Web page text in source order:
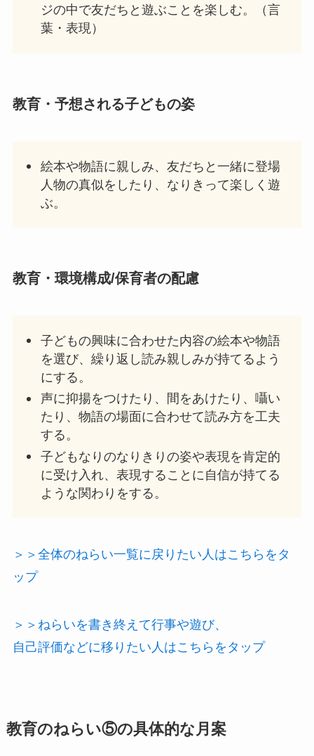
ジの中で友だちと遊ぶことを楽しむ。（言
葉・表現）
教育・予想される子どもの姿
絵本や物語に親しみ、友だちと一緒に登場
人物の真似をしたり、なりきって楽しく遊
ぶ。
教育・ 環境構成/保育者の配慮
子どもの興味に合わせた内容の絵本や物語
を選び、繰り返し読み親しみが持てるよう
にする。
声に抑揚をつけたり、間をあけたり、囁い
たり、物語の場面に合わせて読み方を工夫
する。
子どもなりのなりきりの姿や表現を肯定的
に受け入れ、表現することに自信が持てる
ような関わりをする。
＞＞全体のねらい一覧に戻りたい人はこちらをタ
ップ
＞＞ねらいを書き終えて行事や遊び、
自己評価などに移りたい人はこちらをタップ
教育のねらい⑤の具体的な月案